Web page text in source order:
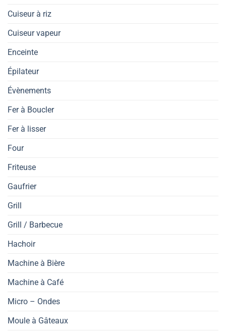
Cuiseur à riz
Cuiseur vapeur
Enceinte
Épilateur
Évènements
Fer à Boucler
Fer à lisser
Four
Friteuse
Gaufrier
Grill
Grill / Barbecue
Hachoir
Machine à Bière
Machine à Café
Micro – Ondes
Moule à Gâteaux